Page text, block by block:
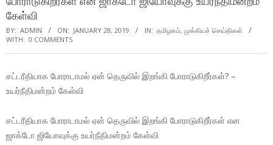
கேள்வி
BY: ADMIN ON: JANUARY 28, 2019 IN: தமிழகம், முக்கியச் செய்திகள்
WITH: 0 COMMENTS
சட்டரீதியாக போராடாமல் ஏன் தெருவில் இறங்கி போராடுகிறீர்கள்? –
உயர்நீதிமன்றம் கேள்வி
சட்டரீதியாக போராடாமல் ஏன் தெருவில் இறங்கி போராடுகிறீர்கள் என
ஜாக்டோ ஜியோவுக்கு உயர்நீதிமன்றம் கேள்வி